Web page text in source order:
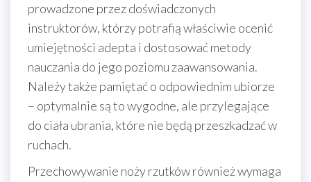
prowadzone przez doświadczonych
instruktorów, którzy potrafią właściwie ocenić
umiejętności adepta i dostosować metody
nauczania do jego poziomu zaawansowania.
Należy także pamiętać o odpowiednim ubiorze
– optymalnie są to wygodne, ale przylegające
do ciała ubrania, które nie będą przeszkadzać w
ruchach.
Przechowywanie noży rzutków również wymaga